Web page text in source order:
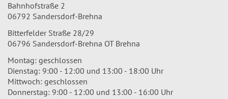
Bahnhofstraße 2
06792 Sandersdorf-Brehna
Bitterfelder Straße 28/29
06796 Sandersdorf-Brehna OT Brehna
Montag: geschlossen
Dienstag: 9:00 - 12:00 und 13:00 - 18:00 Uhr
Mittwoch: geschlossen
Donnerstag: 9:00 - 12:00 und 13:00 - 16:00 Uhr